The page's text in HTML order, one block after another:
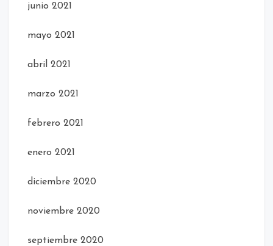
junio 2021
mayo 2021
abril 2021
marzo 2021
febrero 2021
enero 2021
diciembre 2020
noviembre 2020
septiembre 2020